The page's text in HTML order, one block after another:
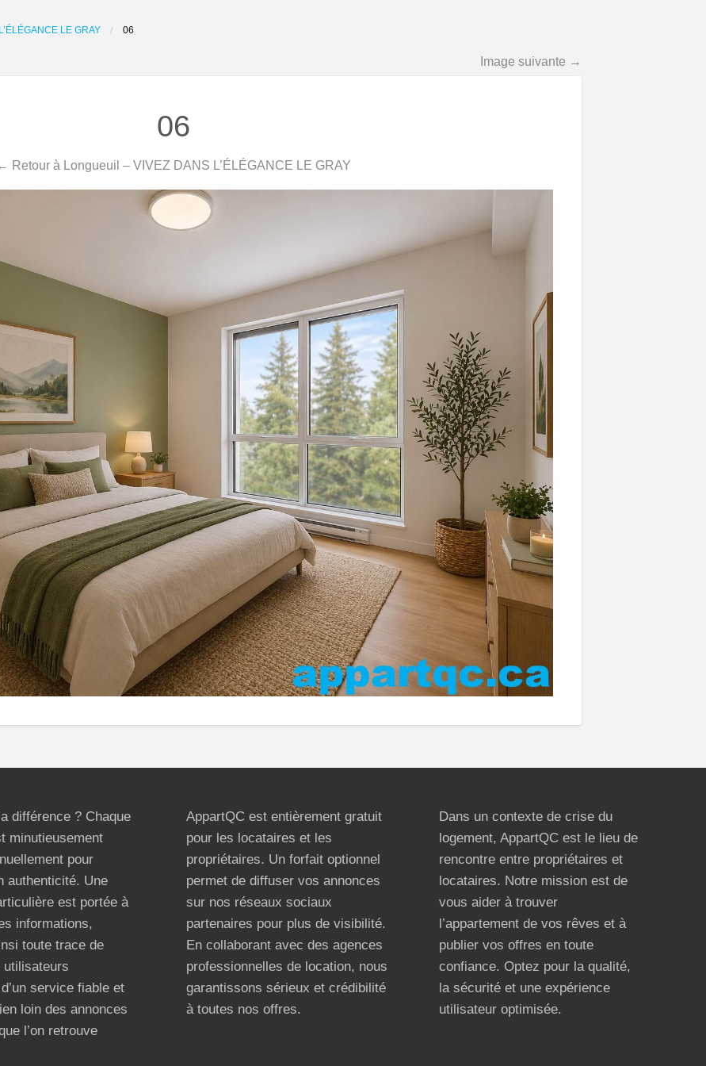
LE GRAY 06
Image suivante →
06
Retour à Longueuil – VIVEZ DANS L’ÉLÉGANCE LE GRAY
différence ? Chaque
minutieusement
pour
authenticité. Une
est portée à
informations,
toute trace de
utilisateurs
service fiable et
loin des annonces
l’on retrouve
AppartQC est entièrement gratuit
pour les locataires et les
propriétaires. Un forfait optionnel
permet de diffuser vos annonces
sur nos réseaux sociaux
partenaires pour plus de visibilité.
En collaborant avec des agences
professionnelles de location, nous
garantissons sérieux et crédibilité
à toutes nos offres.
Dans un contexte de crise du
logement, AppartQC est le lieu de
rencontre entre propriétaires et
locataires. Notre mission est de
vous aider à trouver
l’appartement de vos rêves et à
publier vos offres en toute
confiance. Optez pour la qualité,
la sécurité et une expérience
utilisateur optimisée.